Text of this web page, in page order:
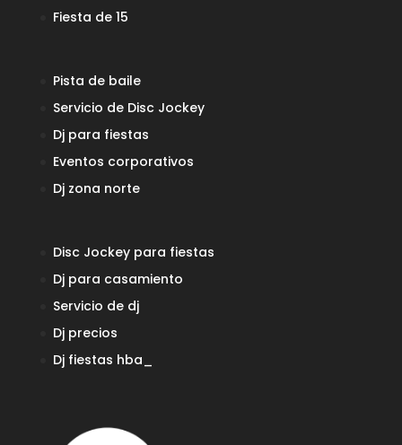
Fiesta de 15
Pista de baile
Servicio de Disc Jockey
Dj para fiestas
Eventos corporativos
Dj zona norte
Disc Jockey para fiestas
Dj para casamiento
Servicio de dj
Dj precios
Dj fiestas hba_